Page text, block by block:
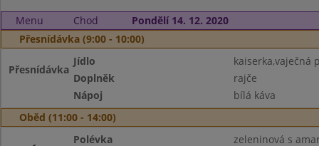
Menu Chod
Pondělí 14. 12. 2020
Přesnídávka (9:00 - 10:00)
Přesnídávka
Jídlo
kaiserka,vaječná
Doplněk
rajče
Nápoj
bílá káva
Oběd (11:00 - 14:00)
Polévka
zeleninová s